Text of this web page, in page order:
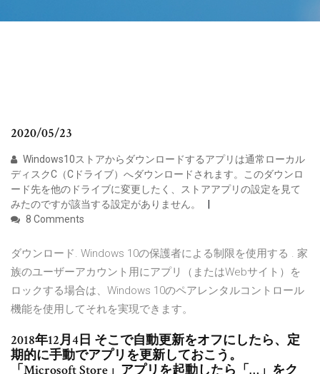
2020/05/23
Windows10ストアからダウンロードするアプリは通常ローカル
ディスクC（Cドライブ）へダウンロードされます。このダウンロ
ード先を他のドライブに変更したく、ストアアプリの設定を見て
みたのですが該当する設定がありません。
8 Comments
ダウンロード. Windows 10の保護者による制限を使用する . 家
族のユーザーアカウント用にアプリ（またはWebサイト）を
ロックする場合は、Windows 10のペアレンタルコントロール
機能を使用してそれを実現できます。
2018年12月4日 そこで自動更新をオフにしたら、定
期的に手動でアプリを更新しておこう。
「Microsoft Store」アプリを起動したら「…」をク